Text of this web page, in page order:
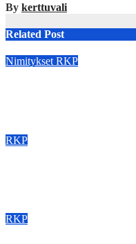
By kerttuvali
Related Post
Nimitykset RKP
RKP
RKP